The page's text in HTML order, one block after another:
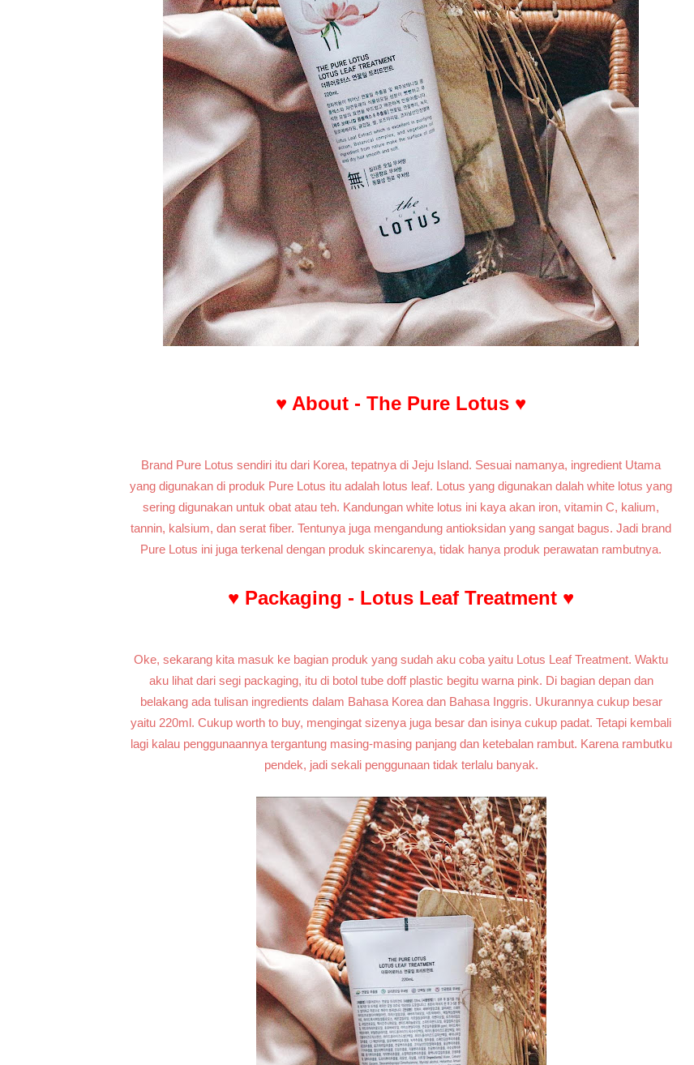
♥ About - The Pure Lotus ♥
Brand Pure Lotus sendiri itu dari Korea, tepatnya di Jeju Island. Sesuai namanya, ingredient Utama
yang digunakan di produk Pure Lotus itu adalah lotus leaf. Lotus yang digunakan dalah white lotus yang
sering digunakan untuk obat atau teh. Kandungan white lotus ini kaya akan iron, vitamin C, kalium,
tannin, kalsium, dan serat fiber. Tentunya juga mengandung antioksidan yang sangat bagus. Jadi brand
Pure Lotus ini juga terkenal dengan produk skincarenya, tidak hanya produk perawatan rambutnya.
♥ Packaging - Lotus Leaf Treatment ♥
Oke, sekarang kita masuk ke bagian produk yang sudah aku coba yaitu Lotus Leaf Treatment. Waktu
aku lihat dari segi packaging, itu di botol tube doff plastic begitu warna pink. Di bagian depan dan
belakang ada tulisan ingredients dalam Bahasa Korea dan Bahasa Inggris. Ukurannya cukup besar
yaitu 220ml. Cukup worth to buy, mengingat sizenya juga besar dan isinya cukup padat. Tetapi kembali
lagi kalau penggunaannya tergantung masing-masing panjang dan ketebalan rambut. Karena rambutku
pendek, jadi sekali penggunaan tidak terlalu banyak.